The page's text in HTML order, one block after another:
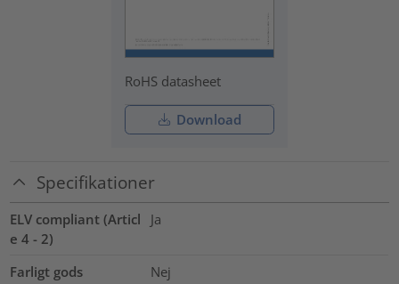
RoHS datasheet
Download
Specifikationer
ELV compliant (Articl
e 4 - 2)
Ja
Farligt gods
Nej